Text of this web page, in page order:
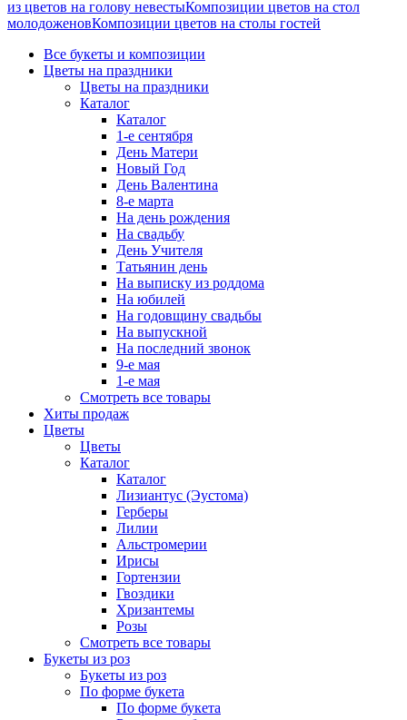
из цветов на голову невестыКомпозиции цветов на стол
молодоженовКомпозиции цветов на столы гостей
Все букеты и композиции
Цветы на праздники
Цветы на праздники
Каталог
Каталог
1-е сентября
День Матери
Новый Год
День Валентина
8-е марта
На день рождения
На свадьбу
День Учителя
Татьянин день
На выписку из роддома
На юбилей
На годовщину свадьбы
На выпускной
На последний звонок
9-е мая
1-е мая
Смотреть все товары
Хиты продаж
Цветы
Цветы
Каталог
Каталог
Лизиантус (Эустома)
Герберы
Лилии
Альстромерии
Ирисы
Гортензии
Гвоздики
Хризантемы
Розы
Смотреть все товары
Букеты из роз
Букеты из роз
По форме букета
По форме букета